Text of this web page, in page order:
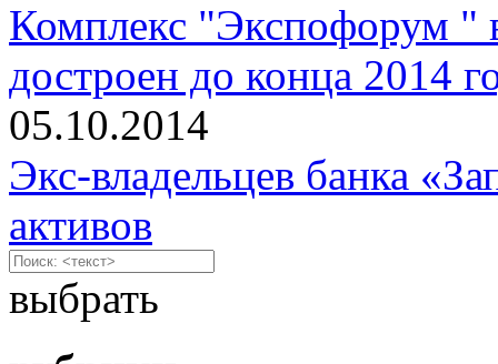
Комплекс "Экспофорум "
достроен до конца 2014
05.10.2014
Экс-владельцев банка
активов
выбрать